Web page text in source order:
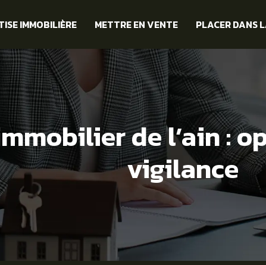
IMMOBILIÈRE METTRE EN VENTE PLACER DANS
de l’ain :
vigilance